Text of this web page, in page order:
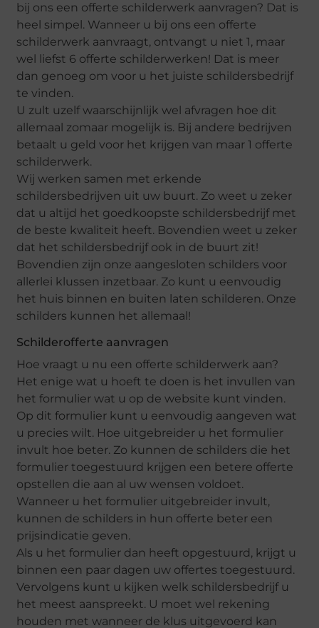
bij ons een offerte schilderwerk aanvragen? Dat is
heel simpel. Wanneer u bij ons een offerte
schilderwerk aanvraagt, ontvangt u niet 1, maar
wel liefst 6 offerte schilderwerken! Dat is meer
dan genoeg om voor u het juiste schildersbedrijf
te vinden.
U zult uzelf waarschijnlijk wel afvragen hoe dit
allemaal zomaar mogelijk is. Bij andere bedrijven
betaalt u geld voor het krijgen van maar 1 offerte
schilderwerk.
Wij werken samen met erkende
schildersbedrijven uit uw buurt. Zo weet u zeker
dat u altijd het goedkoopste schildersbedrijf met
de beste kwaliteit heeft. Bovendien weet u zeker
dat het schildersbedrijf ook in de buurt zit!
Bovendien zijn onze aangesloten schilders voor
allerlei klussen inzetbaar. Zo kunt u eenvoudig
het huis binnen en buiten laten schilderen. Onze
schilders kunnen het allemaal!
Schilderofferte aanvragen
Hoe vraagt u nu een offerte schilderwerk aan?
Het enige wat u hoeft te doen is het invullen van
het formulier wat u op de website kunt vinden.
Op dit formulier kunt u eenvoudig aangeven wat
u precies wilt. Hoe uitgebreider u het formulier
invult hoe beter. Zo kunnen de schilders die het
formulier toegestuurd krijgen een betere offerte
opstellen die aan al uw wensen voldoet.
Wanneer u het formulier uitgebreider invult,
kunnen de schilders in hun offerte beter een
prijsindicatie geven.
Als u het formulier dan heeft opgestuurd, krijgt u
binnen een paar dagen uw offertes toegestuurd.
Vervolgens kunt u kijken welk schildersbedrijf u
het meest aanspreekt. U moet wel rekening
houden met wanneer de klus uitgevoerd kan